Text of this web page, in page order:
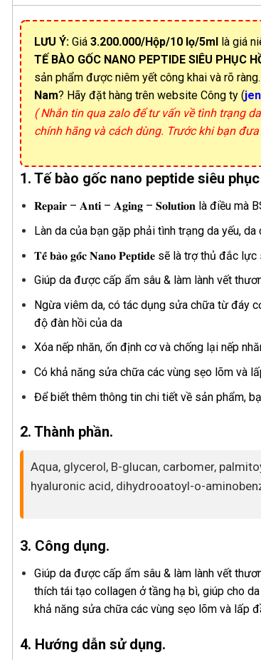
LƯU Ý: Giá 3.200.000/Hộp/10 lọ/5ml là giá
TẾ BÀO GỐC NANO PEPTIDE SIÊU PHỤC
sản phẩm được niêm yết công khai và rõ
Nam? Hãy đặt hàng trên website Công ty (
( Nhắn tin qua zalo để tư vấn về tình trạng
chính hãng và cách dùng. Trước khi bạn
1. Tế bào gốc nano peptide siêu
𝐑𝐞𝐩𝐚𝐢𝐫 – 𝐀𝐧𝐭𝐢 – 𝐀𝐠𝐢𝐧𝐠 – 𝐒𝐨𝐥𝐮𝐭𝐢𝐨𝐧 là điều
Làn da của bạn gặp phải tình trạng da yếu,
𝐓𝐞̂́ 𝐛𝐚̀𝐨 𝐠𝐨̂́𝐜 𝐍𝐚𝐧𝐨 𝐏𝐞𝐩𝐭𝐢𝐝𝐞 sẽ là trợ thủ đắc
Giúp da được cấp ẩm sâu & làm lành vết
Ngừa viêm da, có tác dụng sửa chữa từ đáy
độ đàn hồi của da
Xóa nếp nhăn, ổn định cơ và chống lại nếp
Có khả năng sửa chữa các vùng sẹo lõm và
Để biết thêm thông tin chi tiết về sản phẩm,
2. Thành phần.
Aqua, glycerol, B-glucan, carbomer,
hyaluronic acid, dihydrooatoyl-o-
3. Công dụng.
Giúp da được cấp ẩm sâu & làm lành vết
thích tái tạo collagen ở tầng hạ bì, giúp cho
khả năng sửa chữa các vùng sẹo lõm và lấp
4. Hướng dẫn sử dụng.